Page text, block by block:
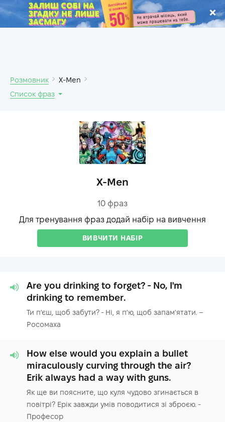
.
Розмовник
X-Men
Список фраз
X-Men
10 фраз
Для тренування фраз додай набір на вивчення
ВИВЧИТИ НАБІР
Are you drinking to forget? - No, I'm
drinking to remember.
Ти п'єш, щоб забути? - Ні, я п'ю, щоб запам'ятати. –
Росомаха
How else would you explain a bullet
miraculously curving through the air?
Erik always had a way with guns.
Як ще ви поясните, що куля чудово згинається в
повітрі? Ерік завжди умів поводитися зі зброєю. -
Професор